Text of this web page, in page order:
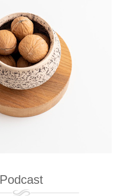
Podcast